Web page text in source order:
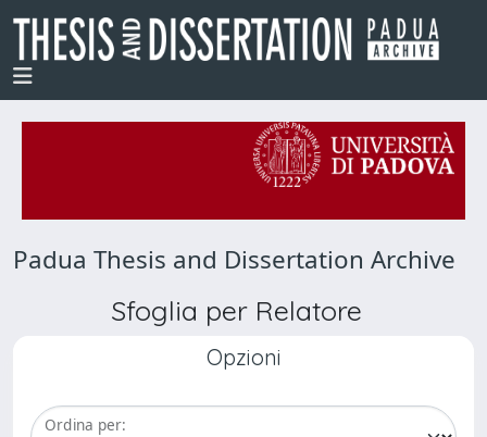
Padua Thesis and Dissertation Archive
Sfoglia per Relatore
Opzioni
Ordina per: